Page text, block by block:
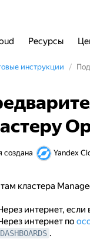
Ресурсы
инструкции
создана Yandex
кластера
интернет,
интернет по
DASHBOARDS .